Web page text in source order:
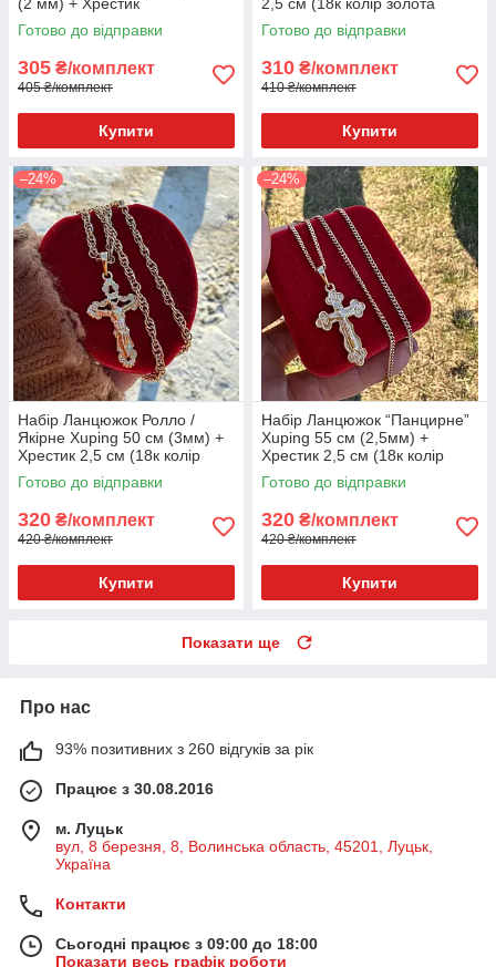
Православний 4.5х2.3 см (18
к колір золота 585п)
Готово до відправки
305 ₴/комплект
405 ₴/комплект
Купити
585п) 82-037-2
Готово до відправки
310 ₴/комплект
410 ₴/комплект
Купити
–24%
Набір Ланцюжок Ролло /
Якірне Xuping 50 см (3мм) +
Хрестик 2,5 см (18к колір
золота 585п) 82-034
Готово до відправки
320 ₴/комплект
420 ₴/комплект
Купити
–24%
Набір Ланцюжок “Панцирне”
Xuping 55 см (2,5мм) +
Хрестик 2,5 см (18к колір
золота 585п) 82-036
Готово до відправки
320 ₴/комплект
420 ₴/комплект
Купити
Показати ще
Про нас
93% позитивних з 260 відгуків за рік
Працює з 30.08.2016
м. Луцьк
вул, 8 березня, 8, Волинська область, 45201, Луцьк,
Україна
Контакти
Сьогодні працює з 09:00 до 18:00
Показати весь графік роботи